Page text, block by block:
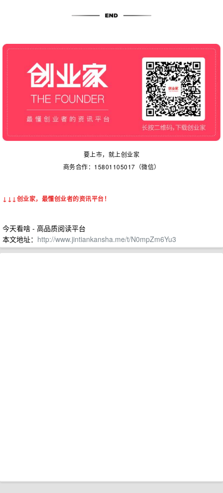
要上市，就上创业家
商务合作：15801105017（微信）
↓↓↓创业家，最懂创业者的资讯平台！
今天看啥 - 高品质阅读平台
本文地址： http://www.jintiankansha.me/t/N0mpZm6Yu3